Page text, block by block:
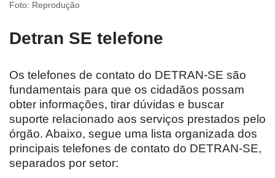
Foto: Reprodução
Detran SE telefone
Os telefones de contato do DETRAN-SE são
fundamentais para que os cidadãos possam
obter informações, tirar dúvidas e buscar
suporte relacionado aos serviços prestados pelo
órgão. Abaixo, segue uma lista organizada dos
principais telefones de contato do DETRAN-SE,
separados por setor: